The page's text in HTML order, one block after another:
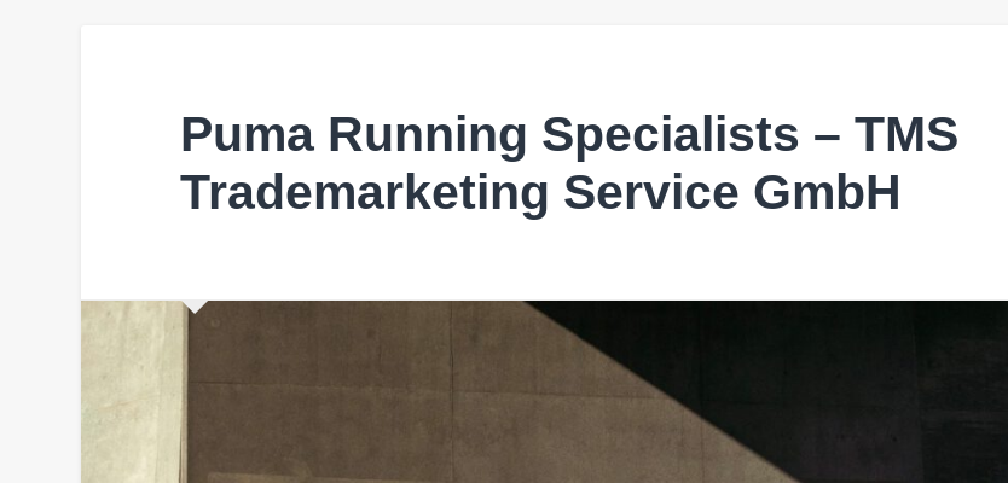
Puma Running Specialists – TMS
Trademarketing Service GmbH